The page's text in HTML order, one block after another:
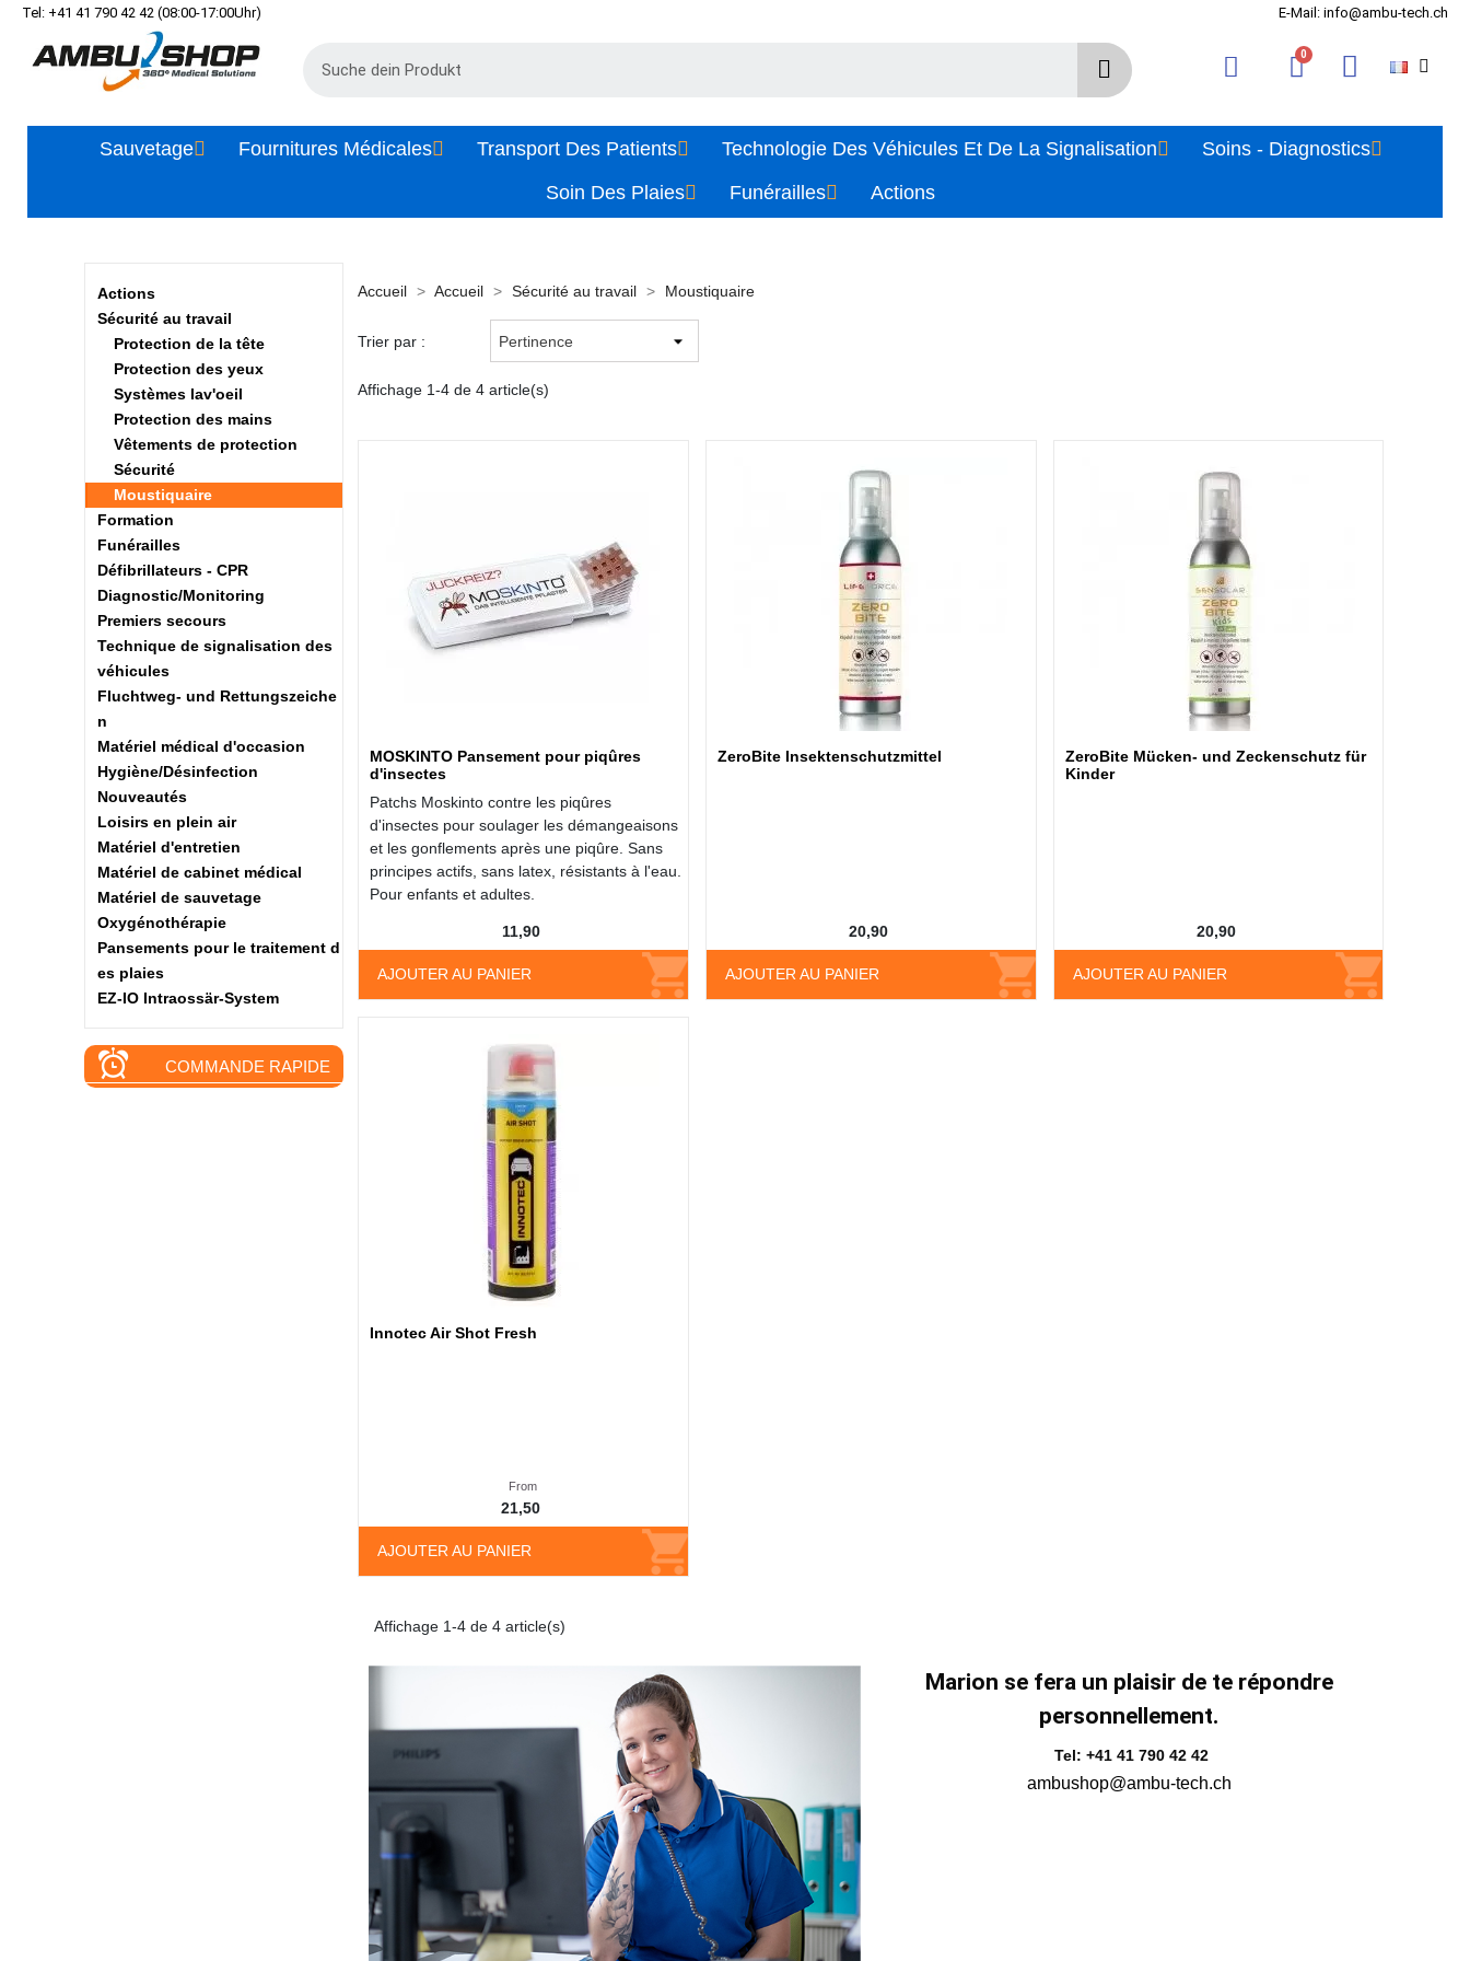
Tel: +41 41 790 42 42 (08:00-17:00Uhr) E-Mail: info@ambu-tech.ch
Sauvetage Fournitures Médicales Transport Des Patients Technologie Des Véhicules Et De La Signalisation
Soins - Diagnostics
Soin Des Plaies
Funérailles Actions
Actions
Sécurité au travail
Protection de la tête
Protection des yeux
Systèmes lav'oeil
Protection des mains
Vêtements de protection
Sécurité
Moustiquaire
Formation
Funérailles
Défibrillateurs - CPR
Diagnostic/Monitoring
Premiers secours
Technique de signalisation des
véhicules
Fluchtweg- und Rettungszeiche
n
Matériel médical d'occasion
Hygiène/Désinfection
Nouveautés
Loisirs en plein air
Matériel d'entretien
Matériel de cabinet médical
Matériel de sauvetage
Oxygénothérapie
Pansements pour le traitement d
es plaies
EZ-IO Intraossär-System
COMMANDE RAPIDE
Accueil Accueil Sécurité au travail Moustiquaire
Trier par :
Affichage 1-4 de 4 article(s)
MOSKINTO Pansement pour piqûres
d'insectes
Patchs Moskinto contre les piqûres
d'insectes pour soulager les démangeaisons
et les gonflements après une piqûre. Sans
principes actifs, sans latex, résistants à l'eau.
Pour enfants et adultes.
AJOUTER AU PANIER
11,90
ZeroBite Insektenschutzmittel
AJOUTER AU PANIER
20,90
ZeroBite Mücken- und Zeckenschutz für
Kinder
AJOUTER AU PANIER
20,90
Innotec Air Shot Fresh
AJOUTER AU PANIER
From
21,50
Affichage 1-4 de 4 article(s)
Marion se fera un plaisir de te répondre
personnellement.
Tel: +41 41 790 42 42
ambushop@ambu-tech.ch